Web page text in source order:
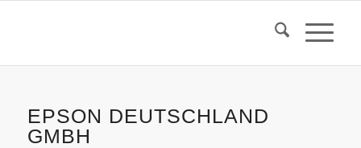
EPSON DEUTSCHLAND
GMBH